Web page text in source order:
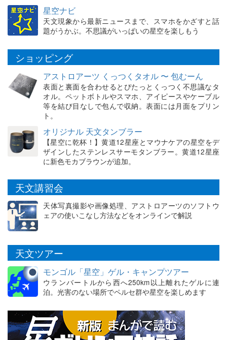
星空ナビ
天文現象から最新ニュースまで、スマホをかざすと話
題がうかぶ。不思議がいっぱいの星空を楽しもう
ショッピング
アストロアーツ くっつくタオル 〜 包むーん
表面と裏面を合わせるとぴたっとくっつく不思議なタ
オル。ペットボトルやスマホ、アイピースやケーブル
等を結び目なしで包んで収納。表面には月面をプリン
ト。
オリジナル 天文タンブラー
【星空に乾杯！】黄道12星座とマウナケアの星空をデ
ザインしたステンレスサーモタンブラー。黄道12星座
に新色モカブラウンが追加。
天文講習会
天体写真撮影や画像処理、アストロアーツのソフトウ
ェアの使いこなし方法などをオンラインで解説
天文ツアー
モンゴル「星空」ゲル・キャンプツアー
ウランバートルから西へ250km以上離れたゲルに連
泊。光害のない場所でペルセ群や星空を楽しめます